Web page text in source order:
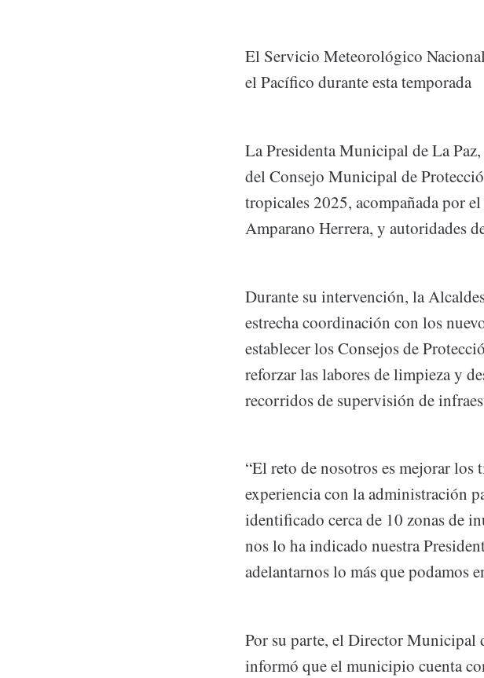
El Servicio Meteorológico
el Pacífico durante esta temporada
La Presidenta Municipal de La
del Consejo Municipal de
tropicales 2025, acompañada por
Amparano Herrera, y autoridades
Durante su intervención, la
estrecha coordinación con los
establecer los Consejos de
reforzar las labores de limpieza y
recorridos de supervisión de
“El reto de nosotros es mejorar los
experiencia con la administración
identificado cerca de 10 zonas de
nos lo ha indicado nuestra
adelantarnos lo más que podamos
Por su parte, el Director Municipal
informó que el municipio cuenta